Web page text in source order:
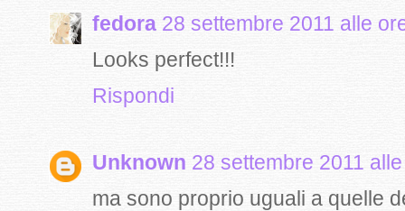
fedora 28 settembre 2011 alle
Looks perfect!!!
Rispondi
Unknown 28 settembre 2011
ma sono proprio uguali a quelle